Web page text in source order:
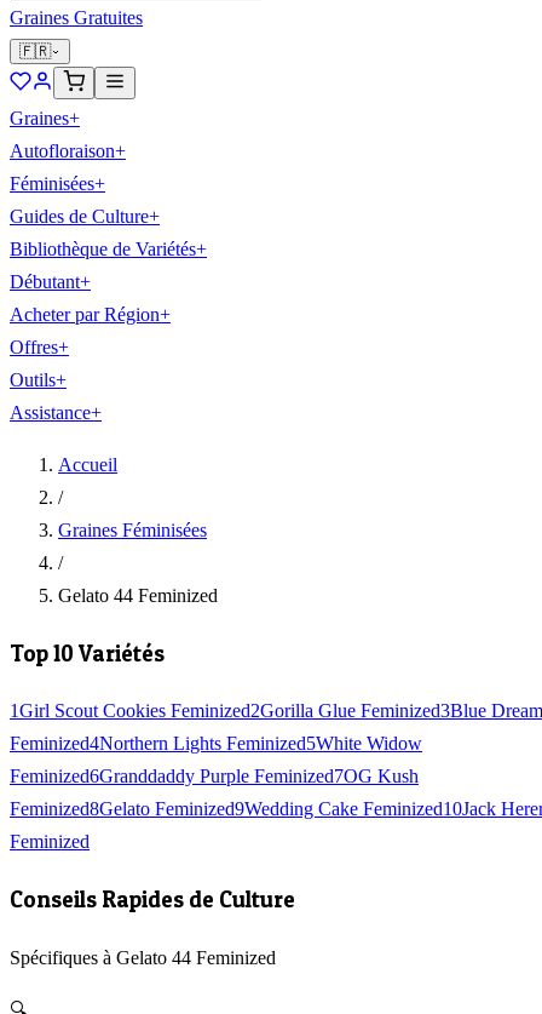
Graines Gratuites
🇫🇷
Graines+
Autofloraison+
Féminisées+
Guides de Culture+
Bibliothèque de Variétés+
Débutant+
Acheter par Région+
Offres+
Outils+
Assistance+
Accueil
/
Graines Féminisées
/
Gelato 44 Feminized
Top 10 Variétés
1Girl Scout Cookies Feminized2Gorilla Glue Feminized3Blue Dream
Feminized4Northern Lights Feminized5White Widow
Feminized6Granddaddy Purple Feminized7OG Kush
Feminized8Gelato Feminized9Wedding Cake Feminized10Jack
Feminized
Conseils Rapides de Culture
Spécifiques à Gelato 44 Feminized
🔍